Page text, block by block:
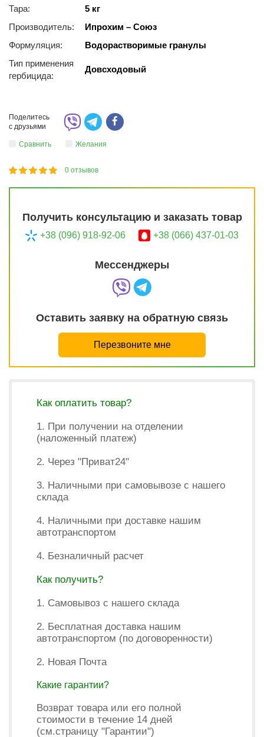
Тара:
5 кг
Производитель:
Ипрохим – Союз
Формуляция:
Водорастворимые гранулы
Тип применения
гербицида:
Довсходовый
Поделитесь
с друзьями
Сравнить Желания
100
1
2
3
4
5 0 отзывов
Получить консультацию и заказать товар
+38 (096) 918-92-06 +38 (066) 437-01-03
Мессенджеры
Оставить заявку на обратную связь
Перезвоните мне
Как оплатить товар?
1. При получении на отделении
(наложенный платеж)
2. Через "Приват24"
3. Наличными при самовывозе с нашего
склада
4. Наличными при доставке нашим
автотранспортом
4. Безналичный расчет
Как получить?
1. Самовывоз с нашего склада
2. Бесплатная доставка нашим
автотранспортом (по договоренности)
2. Новая Почта
Какие гарантии?
Возврат товара или его полной
стоимости в течение 14 дней
(см.страницу "Гарантии")